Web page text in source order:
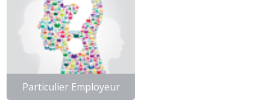
Particulier Employeur